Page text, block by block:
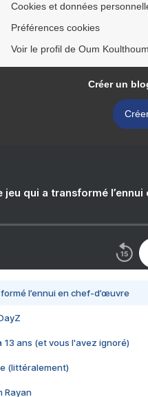
Cookies et données
Préférences cookies
Voir le profil de Oum
Créer un
jeu qui a transformé
l’ennui en chef-d’œuvre
13 ans (et vous l'avez ignoré)
(littéralement)
Rayan